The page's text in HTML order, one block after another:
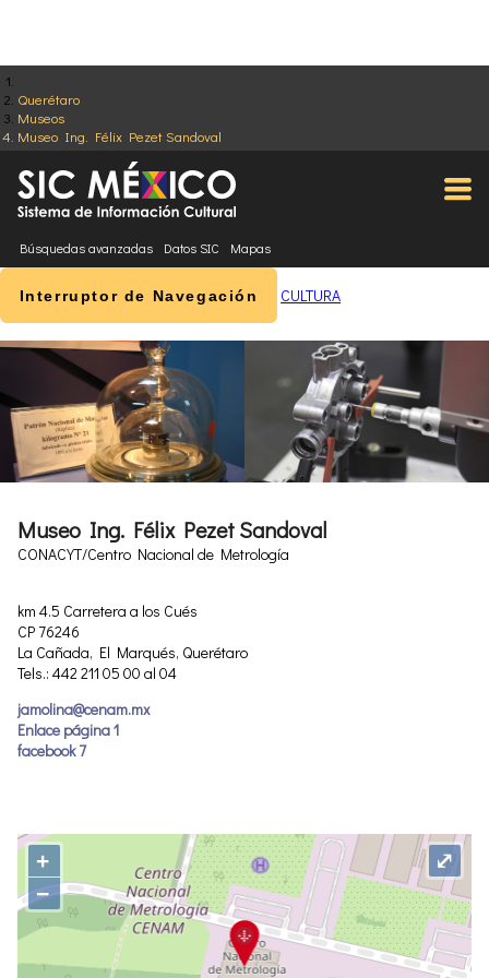
Querétaro
Museos
Museo Ing. Félix Pezet Sandoval
Búsquedas avanzadas Datos SIC Mapas
Interruptor de Navegación CULTURA
Museo Ing. Félix Pezet Sandoval
CONACYT/Centro Nacional de Metrología
km 4.5 Carretera a los Cués
CP 76246
La Cañada, El Marqués, Querétaro
Tels.: 442 211 05 00 al 04
jamolina@cenam.mx
Enlace página 1
facebook 7
+
−
⤢